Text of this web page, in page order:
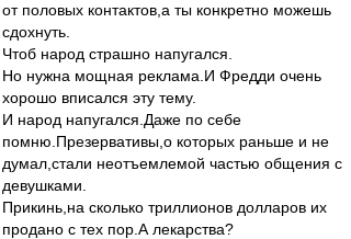
от половых контактов,а ты конкретно можешь
сдохнуть.
Чтоб народ страшно напугался.
Но нужна мощная реклама.И Фредди очень
хорошо вписался эту тему.
И народ напугался.Даже по себе
помню.Презервативы,о которых раньше и не
думал,стали неотъемлемой частью общения с
девушками.
Прикинь,на сколько триллионов долларов их
продано с тех пор.А лекарства?